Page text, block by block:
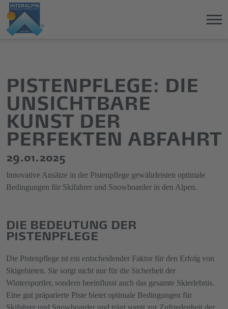
springen
springen
PISTENPFLEGE: DIE
UNSICHTBARE
KUNST DER
PERFEKTEN ABFAHRT
29.01.2025
Innovative Ansätze in der Pistenpflege gewährleisten optimale
Bedingungen für Skifahrer und Snowboarder in den Alpen.
DIE BEDEUTUNG DER
PISTENPFLEGE
Die Pistenpflege ist ein entscheidender Faktor für den Erfolg von
Skigebieten. Sie sorgt nicht nur für die Sicherheit der
Wintersportler, sondern beeinflusst auch das gesamte Skierlebnis.
Eine gut präparierte Piste bietet optimale Bedingungen für
Skifahrer und Snowboarder und trägt somit zur Zufriedenheit der